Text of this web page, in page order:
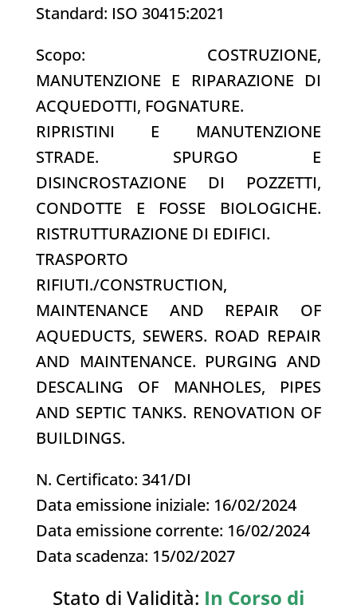
Standard: ISO 30415:2021
Scopo: COSTRUZIONE,
MANUTENZIONE E RIPARAZIONE DI
ACQUEDOTTI, FOGNATURE.
RIPRISTINI E MANUTENZIONE
STRADE. SPURGO E
DISINCROSTAZIONE DI POZZETTI,
CONDOTTE E FOSSE BIOLOGICHE.
RISTRUTTURAZIONE DI EDIFICI.
TRASPORTO
RIFIUTI./CONSTRUCTION,
MAINTENANCE AND REPAIR OF
AQUEDUCTS, SEWERS. ROAD REPAIR
AND MAINTENANCE. PURGING AND
DESCALING OF MANHOLES, PIPES
AND SEPTIC TANKS. RENOVATION OF
BUILDINGS.
N. Certificato: 341/DI
Data emissione iniziale: 16/02/2024
Data emissione corrente: 16/02/2024
Data scadenza: 15/02/2027
Stato di Validità: In Corso di